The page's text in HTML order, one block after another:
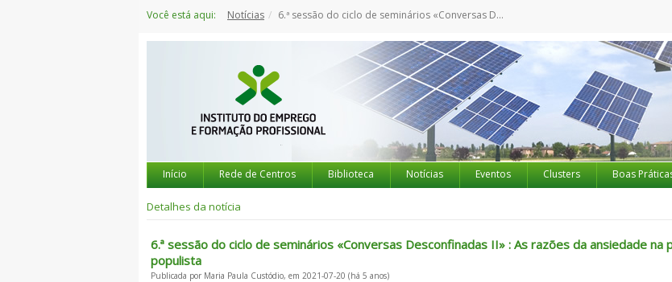
para
Você está aqui: Notícias 6.ª sessão do ciclo de seminários «Conversas Desconfinadas II» : As razões da ansiedade na pandemia populista
Início Rede de Centros Biblioteca Notícias Eventos Clusters Boas
Detalhes da notícia
6.ª sessão do ciclo de seminários «Conversas Desconfinadas II» : As razões da ansiedade na
populista
Publicada por Maria Paula Custódio, em 2021-07-20 (há 5 anos)